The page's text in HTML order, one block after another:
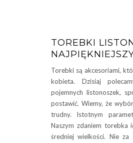
TOREBKI
Torebki są akcesoriami,
kobieta. Dzisiaj
pojemnych listonoszek,
postawić. Wiemy, że
trudny. Istotnym
Naszym zdaniem torebka
średniej wielkości. Nie za